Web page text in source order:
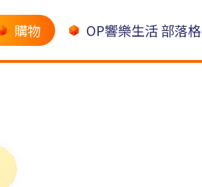
購物 OP響樂生活 部落格